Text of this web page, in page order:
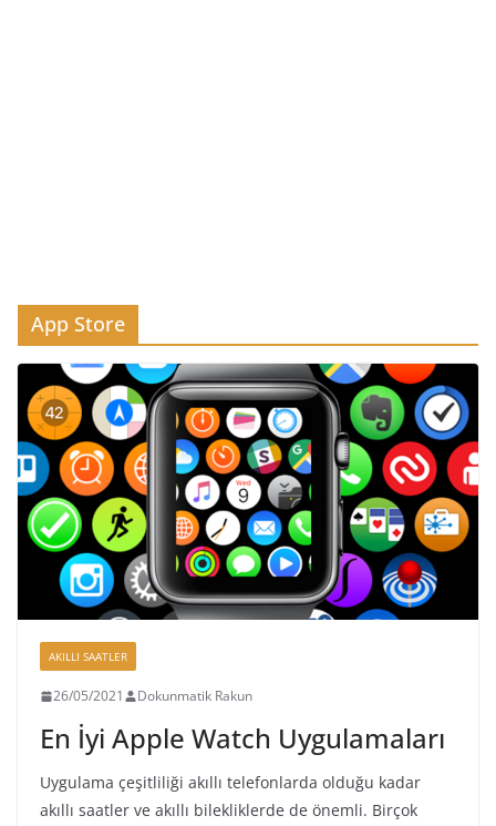
App Store
AKILLI SAATLER
26/05/2021 Dokunmatik Rakun
En İyi Apple Watch Uygulamaları
Uygulama çeşitliliği akıllı telefonlarda olduğu kadar
akıllı saatler ve akıllı bilekliklerde de önemli. Birçok